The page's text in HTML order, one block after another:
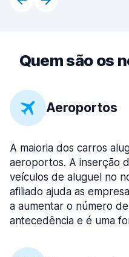
Quem são os
Aeroportos
A maioria dos carros
aeroportos. A inserção
veículos de aluguel no
afiliado ajuda as
a aumentar o número
antecedência e é uma